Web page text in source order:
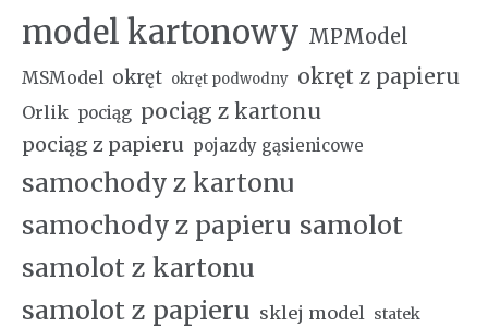
model kartonowy MPModel
MSModel okręt okręt podwodny okręt z papieru
Orlik pociąg pociąg z kartonu
pociąg z papieru pojazdy gąsienicowe
samochody z kartonu
samochody z papieru samolot
samolot z kartonu
samolot z papieru sklej model
statek